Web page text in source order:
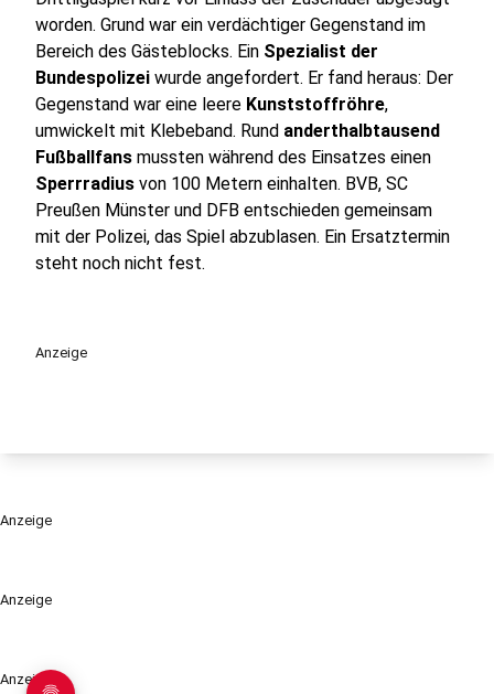
Anzeige
Anzeige
worden. Grund war ein verdächtiger Gegenstand im
Bereich des Gästeblocks. Ein Spezialist der
Bundespolizei wurde angefordert. Er fand heraus: Der
Gegenstand war eine leere Kunststoffröhre,
umwickelt mit Klebeband. Rund anderthalbtausend
Fußballfans mussten während des Einsatzes einen
Sperrradius von 100 Metern einhalten. BVB, SC
Preußen Münster und DFB entschieden gemeinsam
mit der Polizei, das Spiel abzublasen. Ein Ersatztermin
steht noch nicht fest.
Anzeige
Anzeige